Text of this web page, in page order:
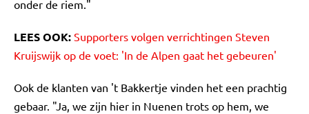
onder de riem."
LEES OOK: Supporters volgen verrichtingen Steven
Kruijswijk op de voet: 'In de Alpen gaat het gebeuren'
Ook de klanten van 't Bakkertje vinden het een prachtig
gebaar. "Ja, we zijn hier in Nuenen trots op hem, we